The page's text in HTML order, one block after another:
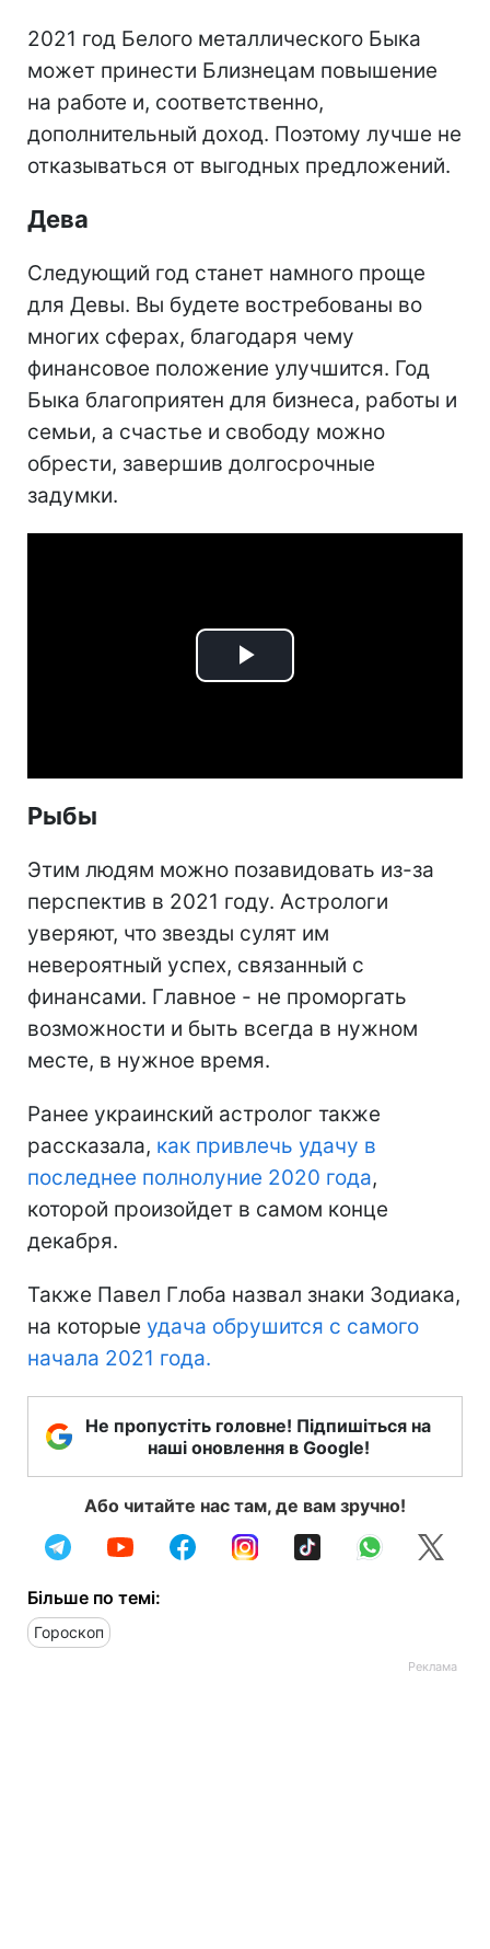
2021 год Белого металлического Быка
может принести Близнецам повышение
на работе и, соответственно,
дополнительный доход. Поэтому лучше не
отказываться от выгодных предложений.
Дева
Следующий год станет намного проще
для Девы. Вы будете востребованы во
многих сферах, благодаря чему
финансовое положение улучшится. Год
Быка благоприятен для бизнеса, работы и
семьи, а счастье и свободу можно
обрести, завершив долгосрочные
задумки.
Play
Рыбы
Этим людям можно позавидовать из-за
перспектив в 2021 году. Астрологи
уверяют, что звезды сулят им
невероятный успех, связанный с
финансами. Главное - не проморгать
возможности и быть всегда в нужном
месте, в нужное время.
Ранее украинский астролог также
рассказала, как привлечь удачу в
последнее полнолуние 2020 года,
которой произойдет в самом конце
декабря.
Также Павел Глоба назвал знаки Зодиака,
на которые удача обрушится с самого
начала 2021 года.
Не пропустіть головне! Підпишіться на
наші оновлення в Google!
Або читайте нас там, де вам зручно!
Більше по темі:
Гороскоп